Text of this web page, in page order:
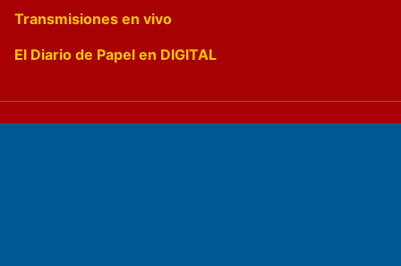
Transmisiones en vivo
El Diario de Papel en DIGITAL